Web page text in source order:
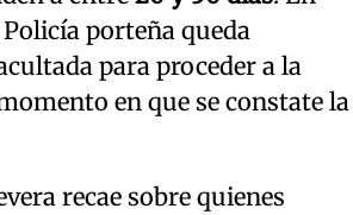
porteña queda
para proceder a la
en que se constate la
recae sobre quienes